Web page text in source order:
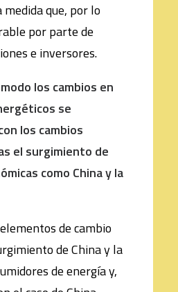
que, por lo
por parte de
e inversores.
los cambios en
se
los cambios
el surgimiento de
como China y la
de cambio
de China y la
de energía y,